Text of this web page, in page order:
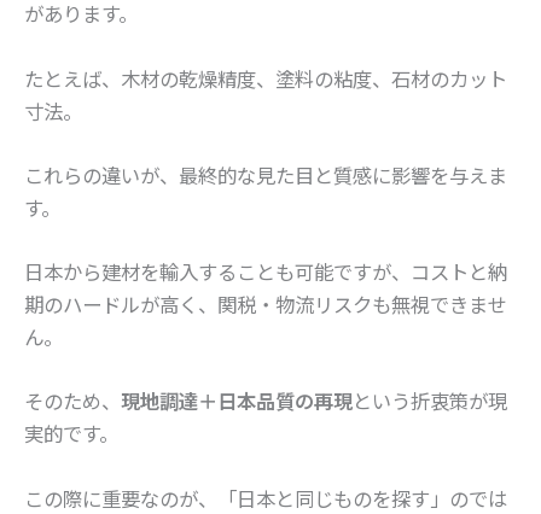
があります。
たとえば、木材の乾燥精度、塗料の粘度、石材のカット
寸法。
これらの違いが、最終的な見た目と質感に影響を与えま
す。
日本から建材を輸入することも可能ですが、コストと納
期のハードルが高く、関税・物流リスクも無視できませ
ん。
そのため、 現地調達＋日本品質の再現という折衷策が現
実的です。
この際に重要なのが、「日本と同じものを探す」のでは